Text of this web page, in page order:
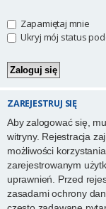
Zapamiętaj mnie
Ukryj mój status
ZAREJESTRUJ SIĘ
Aby zalogować się,
witryny. Rejestracja
możliwości
zarejestrowanym
uprawnień. Przed
zasadami ochrony